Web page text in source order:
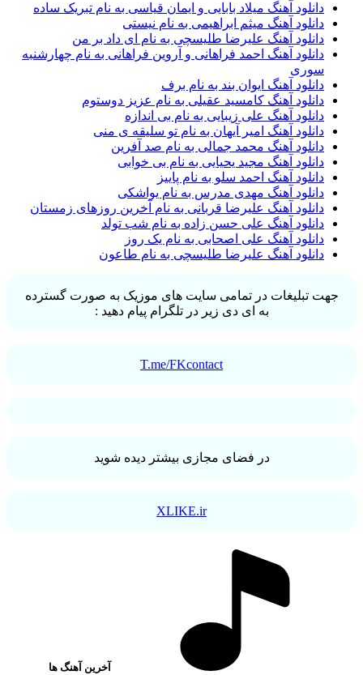
دانلود آهنگ میلاد بابایی و ایمان قیاسی به نام تبریک ساده
دانلود آهنگ میثم ابراهیمی به نام نیستی
دانلود آهنگ علیرضا طلیسچی به نام ای داد بر من
دانلود آهنگ احمد فراهانی و آروین فراهانی به نام چهارشنبه
سوری
دانلود آهنگ ایوان بند به نام برف
دانلود آهنگ کامسید عقیلی به نام عزیز دوستوم
دانلود آهنگ علی زیبایی به نام بی اندازه
دانلود آهنگ امیر آیهان به نام تو سلیقه ی منی
دانلود آهنگ محمد جمالی به نام صد آفرین
دانلود آهنگ مجید یحیایی به نام بی خوابی
دانلود آهنگ احمد سلو به نام پاییز
دانلود آهنگ مهدی مدرس به نام یواشکی
دانلود آهنگ علیرضا قربانی به نام آخرین روزهای زمستان
دانلود آهنگ علی حسن زاده به نام شب تولد
دانلود آهنگ علی اصحابی به نام یک روز
دانلود آهنگ علیرضا طلیسچی به نام طاعون
جهت تبلیغات در تمامی سایت های موزیک به صورت گسترده
به ای دی زیر در تلگرام پیام دهید :
T.me/FKcontact
در فضای مجازی بیشتر دیده شوید
XLIKE.ir
آخرین آهنگ ها